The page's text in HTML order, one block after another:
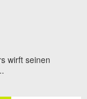
wirft seinen